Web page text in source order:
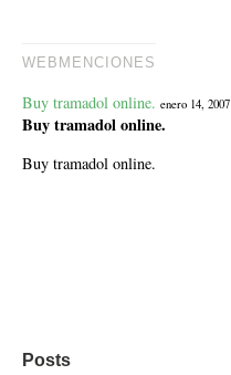
WEBMENCIONES
Buy tramadol online. enero 14, 2007
Buy tramadol online.
Buy tramadol online.
Posts